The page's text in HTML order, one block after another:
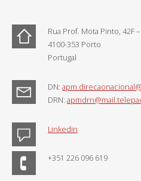
Rua Prof. Mota Pinto, 42F –
4100-353 Porto
Portugal
DN:
DRN:
Linkedin
+351 226 096 619